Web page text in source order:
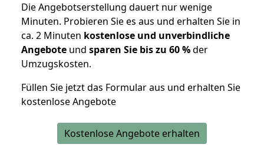
Die Angebotserstellung dauert nur wenige
Minuten. Probieren Sie es aus und erhalten Sie in
ca. 2 Minuten kostenlose und unverbindliche
Angebote und sparen Sie bis zu 60 %der
Umzugskosten.
Füllen Sie jetzt das Formular aus und erhalten Sie
kostenlose Angebote
Kostenlose Angebote erhalten